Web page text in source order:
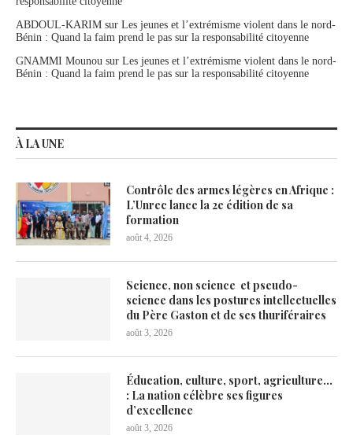
ABDOUL-KARIM sur Les jeunes et l’extrémisme violent dans le nord-
Bénin : Quand la faim prend le pas sur la responsabilité citoyenne
GNAMMI Mounou sur Les jeunes et l’extrémisme violent dans le nord-
Bénin : Quand la faim prend le pas sur la responsabilité citoyenne
À LA UNE
Contrôle des armes légères en Afrique :
L’Unrec lance la 2e édition de sa
formation
août 4, 2026
Science, non science et pseudo-
science dans les postures intellectuelles
du Père Gaston et de ses thuriféraires
août 3, 2026
Éducation, culture, sport, agriculture…
: La nation célèbre ses figures
d’excellence
août 3, 2026